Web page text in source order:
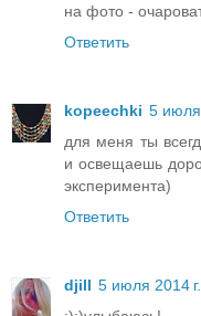
на фото -
Ответить
kopeechki 5 июля
для меня ты
и освещаешь
эксперимента)
Ответить
djill 5 июля 2014